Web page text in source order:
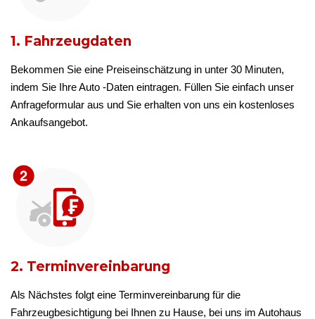
1. Fahrzeugdaten
Bekommen Sie eine Preiseinschätzung in unter 30 Minuten,
indem Sie Ihre Auto -Daten eintragen. Füllen Sie einfach unser
Anfrageformular aus und Sie erhalten von uns ein kostenloses
Ankaufsangebot.
2. Terminvereinbarung
Als Nächstes folgt eine Terminvereinbarung für die
Fahrzeugbesichtigung bei Ihnen zu Hause, bei uns im Autohaus